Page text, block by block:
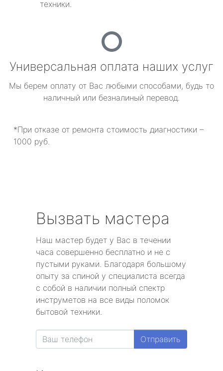
техники.
Универсальная оплата наших услуг
Мы берем оплату от Вас любыми способами, будь то
наличный или безналиный перевод.
*При отказе от ремонта стоимость диагностики –
1000 руб.
Вызвать мастера
Наш мастер будет у Вас в течении
часа совершенно бесплатно и не с
пустыми руками. Благодаря большому
опыту за спиной у специалиста всегда
с собой в наличии полный спектр
инструметов на все виды поломок
бытовой техники.
Отправить